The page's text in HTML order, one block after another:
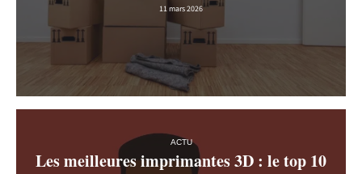
11 mars 2026
ACTU
Les meilleures imprimantes 3D : le top 10